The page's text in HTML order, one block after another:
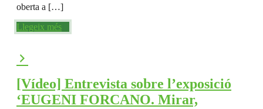
oberta a […]
Llegeix més
[Vídeo] Entrevista sobre l’exposició
‘EUGENI FORCANO. Mirar,